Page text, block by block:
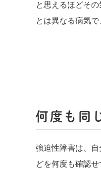
と思えるほどそ
とは異なる病気で
何度も同
強迫性障害は、
どを何度も確認